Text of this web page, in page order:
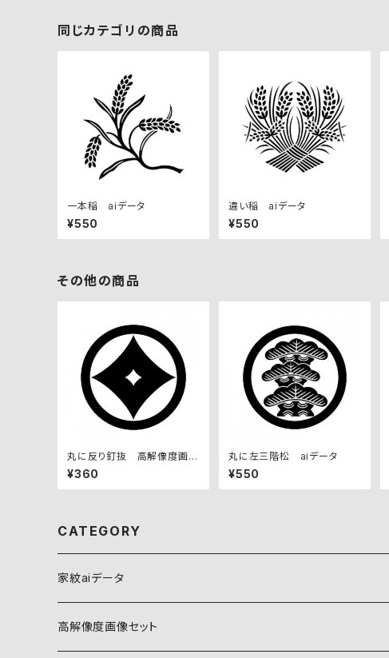
同じカテゴリの商品
一本稲 aiデータ
¥550
違い稲 aiデータ
¥550
その他の商品
丸に反り釘抜 高解像度画像
セット
¥360
丸に左三階松 aiデータ
¥550
CATEGORY
家紋aiデータ
自然紋
高解像度画像セット